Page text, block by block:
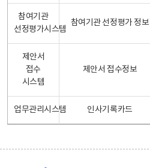
참여기관
선정평가시스템
참여기관 선정평가 정보
제안서
접수
시스템
제안서 접수정보
업무관리시스템 인사기록카드